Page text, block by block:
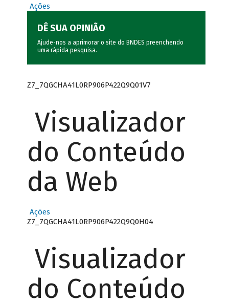
Ações
DÊ SUA OPINIÃO
Ajude-nos a aprimorar o site do BNDES preenchendo
uma rápida pesquisa.
Z7_7QGCHA41L0RP906P422Q9Q01V7
Visualizador
do Conteúdo
da Web
Ações
Z7_7QGCHA41L0RP906P422Q9Q0H04
Visualizador
do Conteúdo